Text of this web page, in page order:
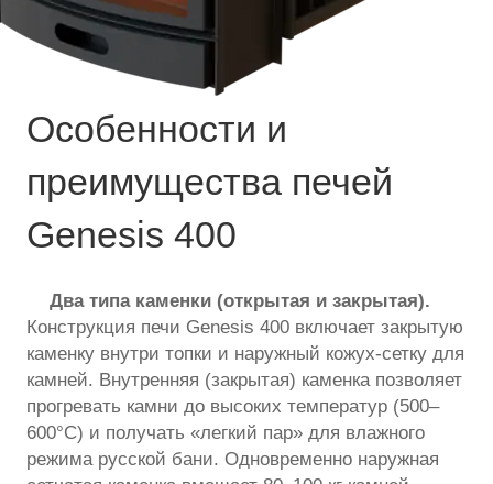
Особенности и
преимущества печей
Genesis 400
Два типа каменки (открытая и закрытая).
Конструкция печи Genesis 400 включает закрытую
каменку внутри топки и наружный кожух-сетку для
камней. Внутренняя (закрытая) каменка позволяет
прогревать камни до высоких температур (500–
600°C) и получать «легкий пар» для влажного
режима русской бани. Одновременно наружная